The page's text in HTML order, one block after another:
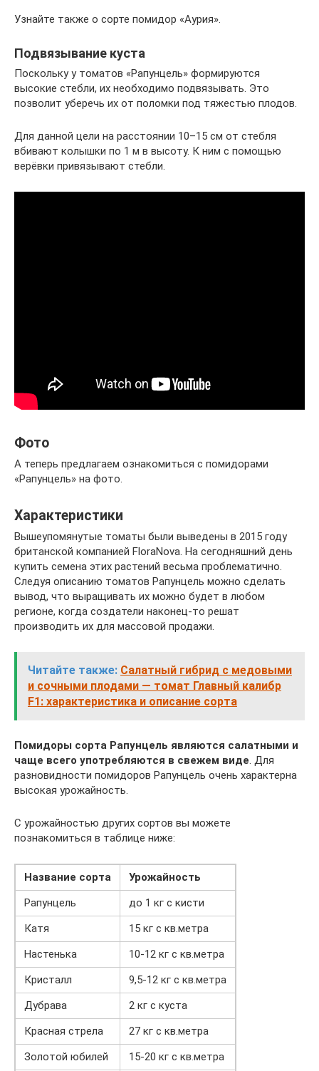
Узнайте также о сорте помидор «Аурия».
Подвязывание куста
Поскольку у томатов «Рапунцель» формируются
высокие стебли, их необходимо подвязывать. Это
позволит уберечь их от поломки под тяжестью плодов.
Для данной цели на расстоянии 10–15 см от стебля
вбивают колышки по 1 м в высоту. К ним с помощью
верёвки привязывают стебли.
Фото
А теперь предлагаем ознакомиться с помидорами
«Рапунцель» на фото.
Характеристики
Вышеупомянутые томаты были выведены в 2015 году
британской компанией FloraNova. На сегодняшний день
купить семена этих растений весьма проблематично.
Следуя описанию томатов Рапунцель можно сделать
вывод, что выращивать их можно будет в любом
регионе, когда создатели наконец-то решат
производить их для массовой продажи.
Читайте также: Салатный гибрид с медовыми
и сочными плодами — томат Главный калибр
F1: характеристика и описание сорта
Помидоры сорта Рапунцель являются салатными и
чаще всего употребляются в свежем виде. Для
разновидности помидоров Рапунцель очень характерна
высокая урожайность.
С урожайностью других сортов вы можете
познакомиться в таблице ниже:
Название сорта
Урожайность
Рапунцель
до 1 кг с кисти
Катя
15 кг с кв.метра
Настенька
10-12 кг с кв.метра
Кристалл
9,5-12 кг с кв.метра
Дубрава
2 кг с куста
Красная стрела
27 кг с кв.метра
Золотой юбилей
15-20 кг с кв.метра